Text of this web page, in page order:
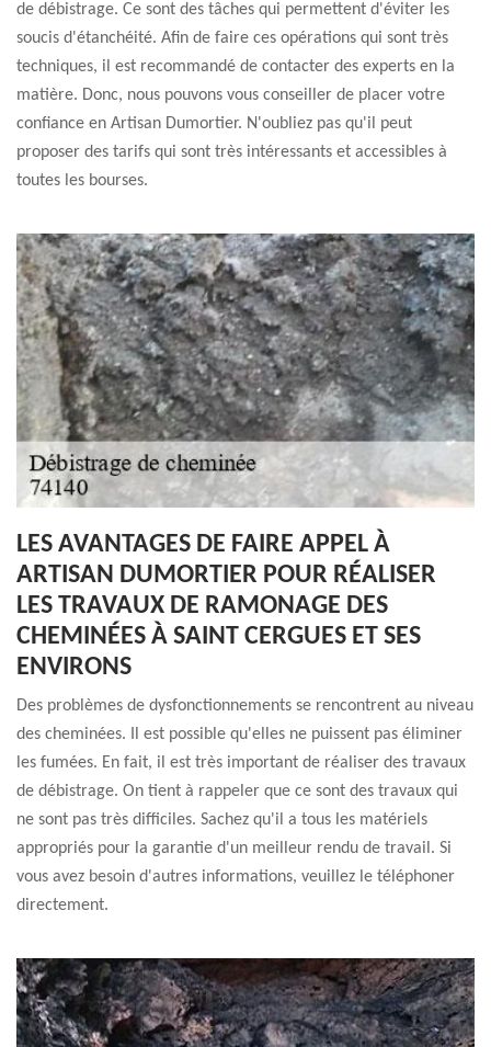
de débistrage. Ce sont des tâches qui permettent d'éviter les
soucis d'étanchéité. Afin de faire ces opérations qui sont très
techniques, il est recommandé de contacter des experts en la
matière. Donc, nous pouvons vous conseiller de placer votre
confiance en Artisan Dumortier. N'oubliez pas qu'il peut
proposer des tarifs qui sont très intéressants et accessibles à
toutes les bourses.
LES AVANTAGES DE FAIRE APPEL À
ARTISAN DUMORTIER POUR RÉALISER
LES TRAVAUX DE RAMONAGE DES
CHEMINÉES À SAINT CERGUES ET SES
ENVIRONS
Des problèmes de dysfonctionnements se rencontrent au niveau
des cheminées. Il est possible qu'elles ne puissent pas éliminer
les fumées. En fait, il est très important de réaliser des travaux
de débistrage. On tient à rappeler que ce sont des travaux qui
ne sont pas très difficiles. Sachez qu'il a tous les matériels
appropriés pour la garantie d'un meilleur rendu de travail. Si
vous avez besoin d'autres informations, veuillez le téléphoner
directement.